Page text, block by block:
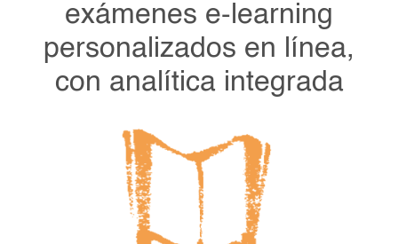
exámenes e-learning
personalizados en línea,
con analítica integrada